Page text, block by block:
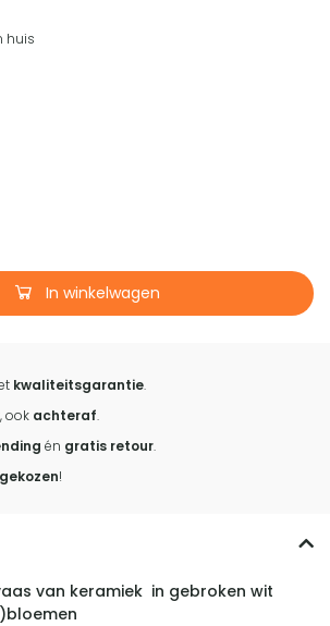
huis
In winkelwagen
kwaliteitsgarantie.
ook achteraf.
én gratis retour.
!
van keramiek in gebroken wit